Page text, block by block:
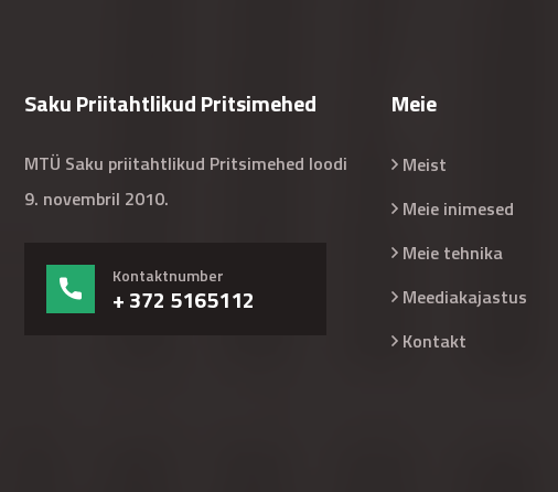
Saku Priitahtlikud Pritsimehed
MTÜ Saku priitahtlikud Pritsimehed loodi
9. novembril 2010.
Kontaktnumber
+ 372 5165112
Meie
Meist
Meie inimesed
Meie tehnika
Meediakajastus
Kontakt